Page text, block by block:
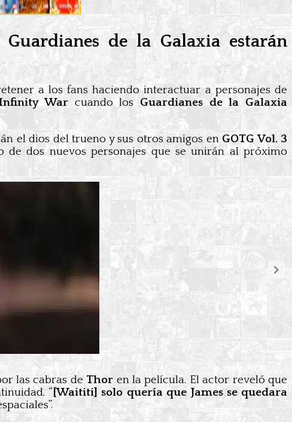
de la Galaxia estarán
a los fans haciendo interactuar a personajes de
Infinity War cuando los Guardianes de la Galaxia
el dios del trueno y sus otros amigos en GOTG Vol. 3
de dos nuevos personajes que se unirán al próximo
las cabras de Thor en la película. El actor reveló que
“[Waititi] solo quería que James se quedara